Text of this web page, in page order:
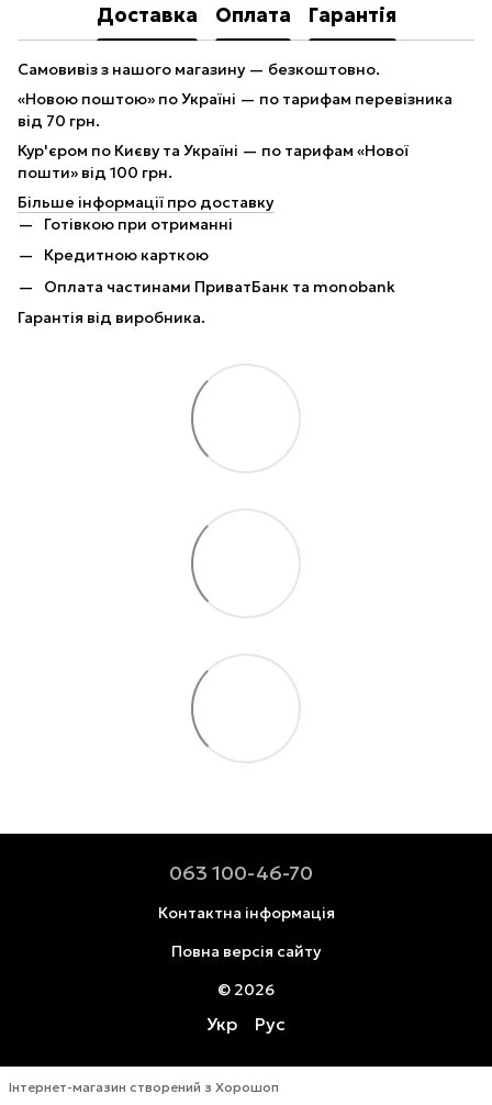
Доставка Оплата Гарантія
Самовивіз з нашого магазину — безкоштовно.
«Новою поштою» по Україні — по тарифам перевізника
від 70 грн.
Кур'єром по Києву та Україні — по тарифам «Нової
пошти» від 100 грн.
Більше інформації про доставку
Готівкою при отриманні
Кредитною карткою
Оплата частинами ПриватБанк та monobank
Гарантія від виробника.
063 100-46-70
Контактна інформація
Повна версія сайту
© 2026
Укр Рус
Інтернет-магазин створений з Хорошоп